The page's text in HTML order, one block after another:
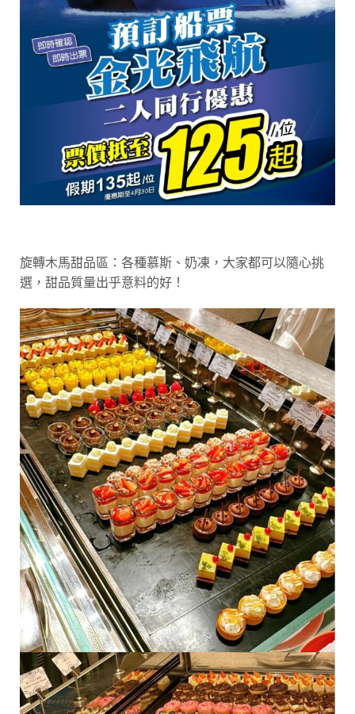
旋轉木馬甜品區：各種慕斯、奶凍，大家都可以隨心挑
選，甜品質量出乎意料的好！